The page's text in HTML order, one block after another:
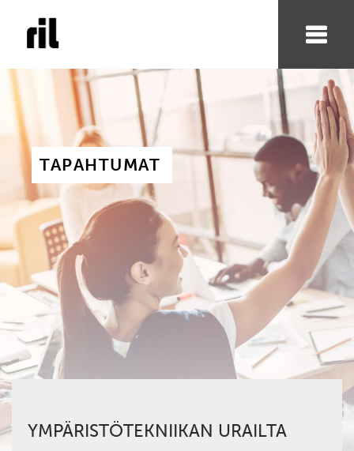
TAPAHTUMAT
YMPÄRISTÖTEKNIIKAN URAILTA